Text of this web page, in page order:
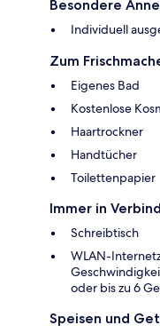
Besondere
Individuell
Zum
Eigenes Bad
Kostenlose
Haartrockner
Handtücher
Toilettenpapier
Immer in
Schreibtisch
WLAN-
oder bis zu 6
Speisen und